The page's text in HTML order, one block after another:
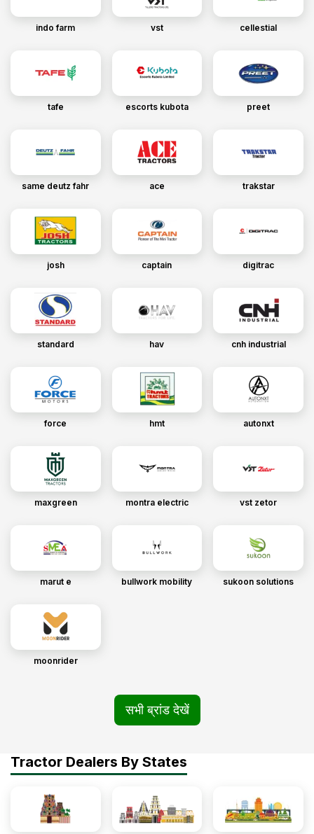
indo farm vst cellestial
tafe escorts kubota preet
same deutz fahr ace trakstar
josh captain digitrac
standard hav cnh industrial
force hmt autonxt
maxgreen montra electric vst zetor
marut e bullwork mobility sukoon solutions
moonrider
सभी ब्रांड देखें
Tractor Dealers By States